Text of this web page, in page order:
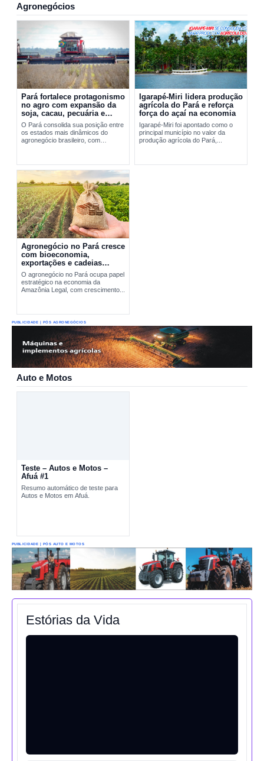
Agronegócios
Pará fortalece protagonismo
no agro com expansão da
soja, cacau, pecuária e
exportações
O Pará consolida sua posição entre
os estados mais dinâmicos do
agronegócio brasileiro, com
Igarapé-Miri lidera produção
agrícola do Pará e reforça
força do açaí na economia
Igarapé-Miri foi apontado como o
principal município no valor da
produção agrícola do Pará,...
Agronegócio no Pará cresce
com bioeconomia,
exportações e cadeias
produtivas estratégicas
O agronegócio no Pará ocupa papel
estratégico na economia da
Amazônia Legal, com crescimento...
PUBLICIDADE | PÓS AGRONEGÓCIOS
Auto e Motos
Teste – Autos e Motos –
Afuá #1
Resumo automático de teste para
Autos e Motos em Afuá.
PUBLICIDADE | PÓS AUTO E MOTOS
Estórias da Vida